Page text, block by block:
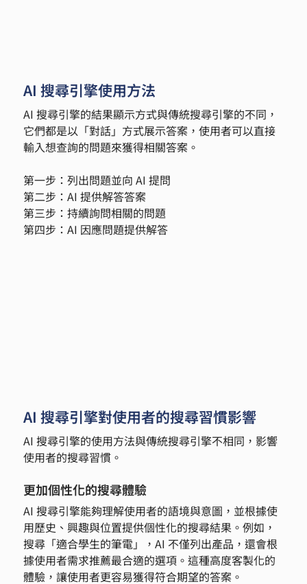
AI 搜尋引擎使用方法
AI 搜尋引擎的結果顯示方式與傳統搜尋引擎的不同，
它們都是以「對話」方式展示答案，使用者可以直接
輸入想查詢的問題來獲得相關答案。
第一步：列出問題並向 AI 提問
第二步：AI 提供解答答案
第三步：持續詢問相關的問題
第四步：AI 因應問題提供解答
AI 搜尋引擎對使用者的搜尋習慣影響
AI 搜尋引擎的使用方法與傳統搜尋引擎不相同，影響
使用者的搜尋習慣。
更加個性化的搜尋體驗
AI 搜尋引擎能夠理解使用者的語境與意圖，並根據使
用歷史、興趣與位置提供個性化的搜尋結果。例如，
搜尋「適合學生的筆電」，AI 不僅列出產品，還會根
據使用者需求推薦最合適的選項。這種高度客製化的
體驗，讓使用者更容易獲得符合期望的答案。